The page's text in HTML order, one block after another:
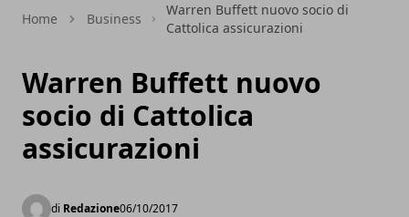
Home Business
Warren Buffett nuovo socio di
Cattolica assicurazioni
Warren Buffett nuovo
socio di Cattolica
assicurazioni
di Redazione06/10/2017